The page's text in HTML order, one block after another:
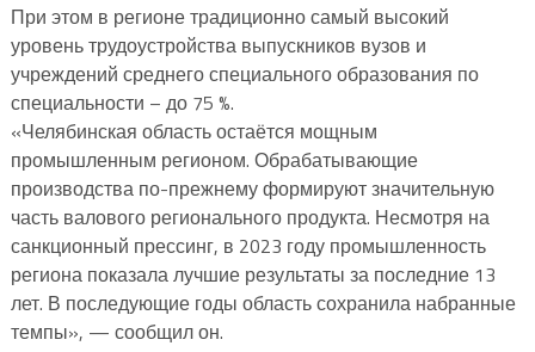
При этом в регионе традиционно самый высокий
уровень трудоустройства выпускников вузов и
учреждений среднего специального образования по
специальности – до 75 %.
«Челябинская область остаётся мощным
промышленным регионом. Обрабатывающие
производства по-прежнему формируют значительную
часть валового регионального продукта. Несмотря на
санкционный прессинг, в 2023 году промышленность
региона показала лучшие результаты за последние 13
лет. В последующие годы область сохранила набранные
темпы», — сообщил он.